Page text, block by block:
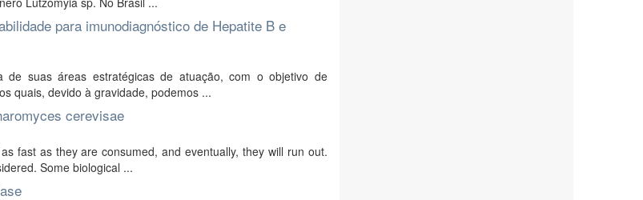
para imunodiagnóstico de Hepatite B e
suas áreas estratégicas de atuação, com o objetivo de
quais, devido à gravidade, podemos ...
cerevisae
fast as they are consumed, and eventually, they will run out.
Some biological ...